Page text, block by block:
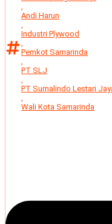
,
Andi Harun
,
Industri Plywood
,
Pemkot Samarinda
,
PT SLJ
,
PT Sumalindo Lestari
,
Wali Kota Samarinda